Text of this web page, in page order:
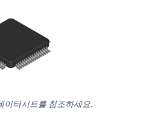
이터시트를 참조하세요.